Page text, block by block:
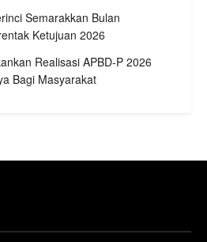
Semarakkan Bulan
Ketujuan 2026
Realisasi APBD-P 2026
Bagi Masyarakat